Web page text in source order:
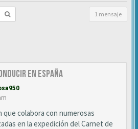
1 mensaje
en españa
que colabora con numerosas
en la expedición del Carnet de